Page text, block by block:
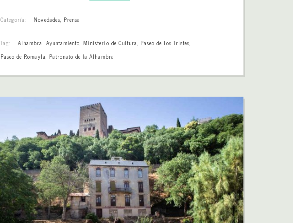
Categoría: Novedades, Prensa
Tag: Alhambra, Ayuntamiento, Ministerio de Cultura, Paseo de los Tristes,
Paseo de Romayla, Patronato de la Alhambra